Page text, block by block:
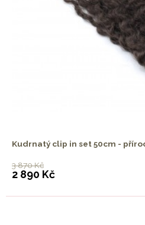
Kudrnatý clip in set 50cm -
3 870 Kč
2 890 Kč